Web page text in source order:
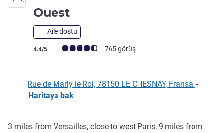
Ouest
Aile dostu
Avis müşterileri puanı (ALL Puanlama)
4.4/5 765 görüş
Rue de Marly le Roi, 78150 LE CHESNAY, Fransa -
Haritaya bak
3 miles from Versailles, close to west Paris, 9 miles from